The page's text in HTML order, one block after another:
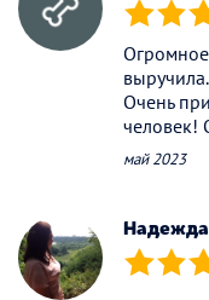
(*) (*)
Очень
человек!
май 2023
(*) (*)